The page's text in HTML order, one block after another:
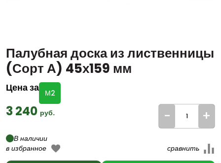
Палубная доска из лиственницы
(Сорт А) 45х159 мм
Цена за М2
3 240 руб. - +
В наличии